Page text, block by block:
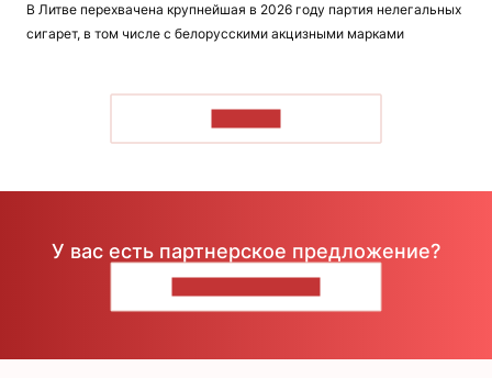
В Литве перехвачена крупнейшая в 2026 году партия нелегальных
сигарет, в том числе с белорусскими акцизными марками
У вас есть партнерское предложение?